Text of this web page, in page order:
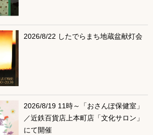
2026/8/22 したでらまち地蔵盆献灯会
2026/8/19 11時～「おさんぽ保健室」
／近鉄百貨店上本町店「文化サロン」
にて開催